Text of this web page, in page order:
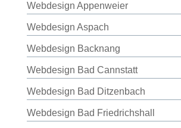
Webdesign Appenweier
Webdesign Aspach
Webdesign Backnang
Webdesign Bad Cannstatt
Webdesign Bad Ditzenbach
Webdesign Bad Friedrichshall